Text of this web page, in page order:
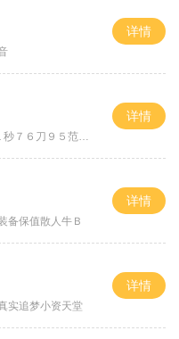
详情
６刀９５范围捡
详情
备保值散人牛Ｂ
详情
实追梦小资天堂
详情